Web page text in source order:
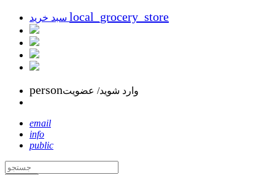
local_grocery_store
personوارد شوید/ عضویت
email
info
public